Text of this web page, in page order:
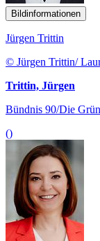
Bildinformationen
Jürgen Trittin
© Jürgen Trittin/
Trittin, Jürgen
Bündnis 90/Die
()